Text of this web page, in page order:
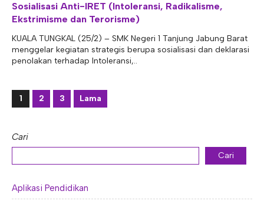
Sosialisasi Anti-IRET (Intoleransi, Radikalisme,
Ekstrimisme dan Terorisme)
KUALA TUNGKAL (25/2) – SMK Negeri 1 Tanjung Jabung Barat
menggelar kegiatan strategis berupa sosialisasi dan deklarasi
penolakan terhadap Intoleransi,..
1 2 3 Lama
Cari
Cari
Aplikasi Pendidikan